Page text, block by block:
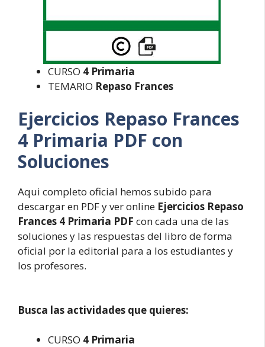
CURSO 4 Primaria
TEMARIO Repaso Frances
Ejercicios Repaso Frances
4 Primaria PDF con
Soluciones
Aqui completo oficial hemos subido para
descargar en PDF y ver online Ejercicios Repaso
Frances 4 Primaria PDF con cada una de las
soluciones y las respuestas del libro de forma
oficial por la editorial para a los estudiantes y
los profesores.
Busca las actividades que quieres:
CURSO 4 Primaria